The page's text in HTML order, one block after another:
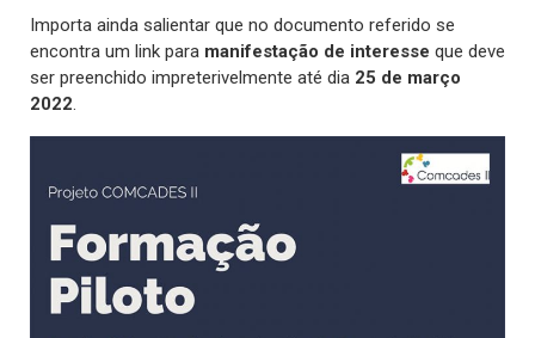
Importa ainda salientar que no documento referido se
encontra um link para manifestação de interesse que deve
ser preenchido impreterivelmente até dia 25 de março
2022.